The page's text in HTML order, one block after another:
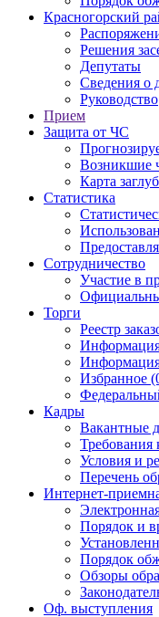
Красногорский
Решения
Депутаты
Сведения о
Руководство
Прием
Защита от ЧС
Возникшие
Карта
Статистика
Сотрудничество
Участие в
Торги
Реестр
Избранное
Кадры
Вакантные
Требования
Условия и
Перечень
Интернет-
Порядок и
Порядок
Обзоры
Оф. выступления